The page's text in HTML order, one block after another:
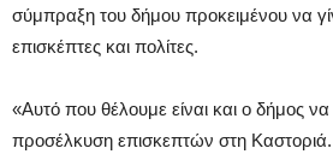
σύμπραξη του δήμου προκειμένου να
επισκέπτες και πολίτες.
«Αυτό που θέλουμε είναι και ο δήμος να
προσέλκυση επισκεπτών στη